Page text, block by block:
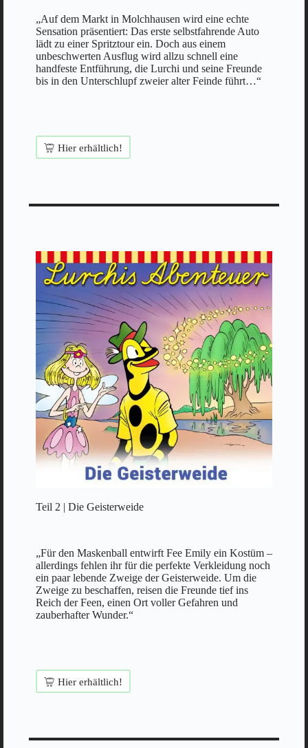
„Auf dem Markt in Molchhausen wird eine echte
Sensation präsentiert: Das erste selbstfahrende Auto
lädt zu einer Spritztour ein. Doch aus einem
unbeschwerten Ausflug wird allzu schnell eine
handfeste Entführung, die Lurchi und seine Freunde
bis in den Unterschlupf zweier alter Feinde führt…“
Hier erhältlich!
Teil 2 | Die Geisterweide
„Für den Maskenball entwirft Fee Emily ein Kostüm –
allerdings fehlen ihr für die perfekte Verkleidung noch
ein paar lebende Zweige der Geisterweide. Um die
Zweige zu beschaffen, reisen die Freunde tief ins
Reich der Feen, einen Ort voller Gefahren und
zauberhafter Wunder.“
Hier erhältlich!